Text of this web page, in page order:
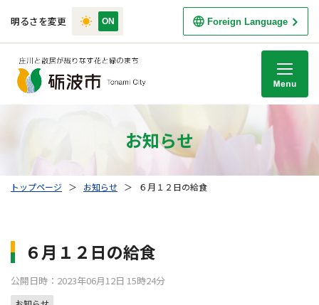
明るさを変更 Foreign Language
お知らせ
トップページ ＞ お知らせ ＞ ６月１２日の給食
６月１２日の給食
公開日時：2023年06月12日 15時24分